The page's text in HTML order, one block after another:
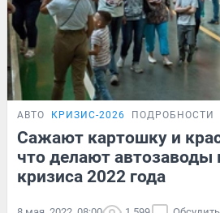
АВТО КРИЗИС-2026 ПОДРОБНОСТИ
Сажают картошку и
что делают автозаводы
кризиса 2022 года